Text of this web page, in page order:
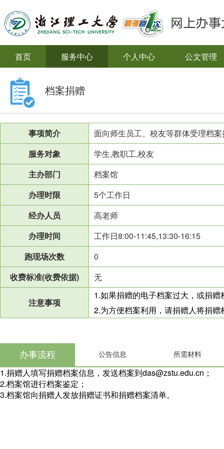
首页 服务中心 个人中心 公文管理
档案捐赠
事项简介
面向师生员工、校友等群体受理档
服务对象
学生,教职工,校友
主办部门
档案馆
办理时限
5个工作日
经办人员
高老师
办理时间
工作日8:00-11:45,13:30-16:15
跑现场次数
0
收费标准(收费依据)
无
注意事项
1.如果捐赠的电子档案过大，或捐
2.为方便档案利用，请捐赠人将捐
办事流程 公告信息 所需材料
1.捐赠人填写捐赠档案信息，发送档案到das@zstu.edu.cn；
2.档案馆进行档案鉴定；
3.档案馆向捐赠人发放捐赠证书和捐赠档案清单。